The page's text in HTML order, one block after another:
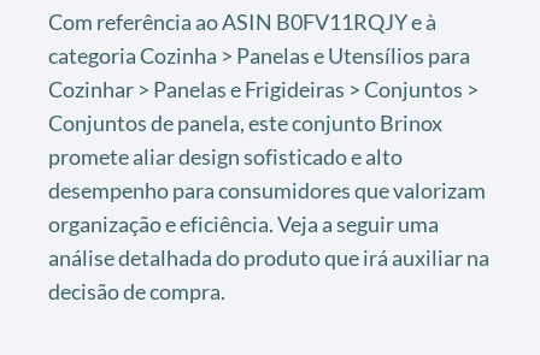
Com referência ao ASIN B0FV11RQJY e à
categoria Cozinha > Panelas e Utensílios para
Cozinhar > Panelas e Frigideiras > Conjuntos >
Conjuntos de panela, este conjunto Brinox
promete aliar design sofisticado e alto
desempenho para consumidores que valorizam
organização e eficiência. Veja a seguir uma
análise detalhada do produto que irá auxiliar na
decisão de compra.